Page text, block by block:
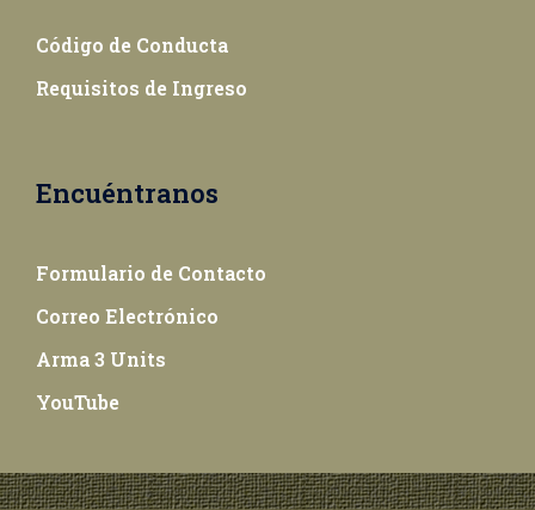
Código de Conducta
Requisitos de Ingreso
Encuéntranos
Formulario de Contacto
Correo Electrónico
Arma 3 Units
YouTube